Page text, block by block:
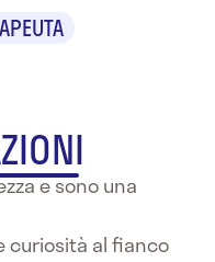
e sono una
curiosità al fianco